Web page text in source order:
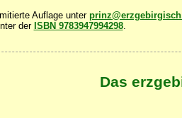
Auflage unter
der ISBN 9783947994298.
Das